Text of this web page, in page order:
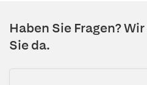
Haben Sie Fragen?
Sie da.